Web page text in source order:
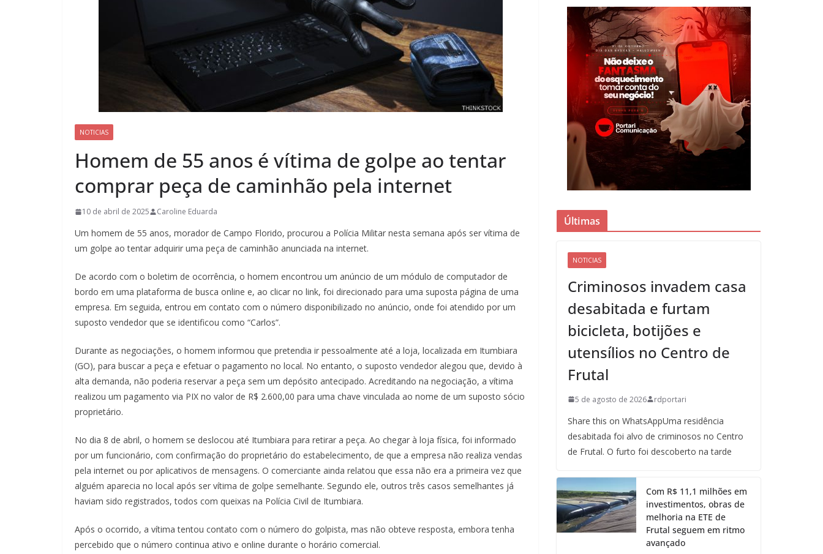
NOTICIAS
Homem de 55 anos é vítima de golpe ao tentar
comprar peça de caminhão pela internet
10 de abril de 2025 Caroline Eduarda
Um homem de 55 anos, morador de Campo Florido, procurou a Polícia Militar nesta semana após ser vítima de
um golpe ao tentar adquirir uma peça de caminhão anunciada na internet.
De acordo com o boletim de ocorrência, o homem encontrou um anúncio de um módulo de computador de
bordo em uma plataforma de busca online e, ao clicar no link, foi direcionado para uma suposta página de uma
empresa. Em seguida, entrou em contato com o número disponibilizado no anúncio, onde foi atendido por um
suposto vendedor que se identificou como “Carlos”.
Durante as negociações, o homem informou que pretendia ir pessoalmente até a loja, localizada em Itumbiara
(GO), para buscar a peça e efetuar o pagamento no local. No entanto, o suposto vendedor alegou que, devido à
alta demanda, não poderia reservar a peça sem um depósito antecipado. Acreditando na negociação, a vítima
realizou um pagamento via PIX no valor de R$ 2.600,00 para uma chave vinculada ao nome de um suposto sócio
proprietário.
No dia 8 de abril, o homem se deslocou até Itumbiara para retirar a peça. Ao chegar à loja física, foi informado
por um funcionário, com confirmação do proprietário do estabelecimento, de que a empresa não realiza vendas
pela internet ou por aplicativos de mensagens. O comerciante ainda relatou que essa não era a primeira vez que
alguém aparecia no local após ser vítima de golpe semelhante. Segundo ele, outros três casos semelhantes já
haviam sido registrados, todos com queixas na Polícia Civil de Itumbiara.
Após o ocorrido, a vítima tentou contato com o número do golpista, mas não obteve resposta, embora tenha
percebido que o número continua ativo e online durante o horário comercial.
Últimas
NOTICIAS
Criminosos invadem casa
desabitada e furtam
bicicleta, botijões e
utensílios no Centro de
Frutal
5 de agosto de 2026 rdportari
Share this on WhatsAppUma residência
desabitada foi alvo de criminosos no Centro
de Frutal. O furto foi descoberto na tarde
Com R$ 11,1 milhões em
investimentos, obras de
melhoria na ETE de
Frutal seguem em ritmo
avançado